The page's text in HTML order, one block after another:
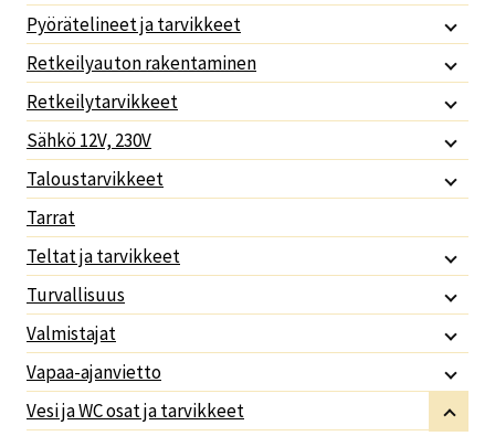
Pyörätelineet ja tarvikkeet
Retkeilyauton rakentaminen
Retkeilytarvikkeet
Sähkö 12V, 230V
Taloustarvikkeet
Tarrat
Teltat ja tarvikkeet
Turvallisuus
Valmistajat
Vapaa-ajanvietto
Vesi ja WC osat ja tarvikkeet